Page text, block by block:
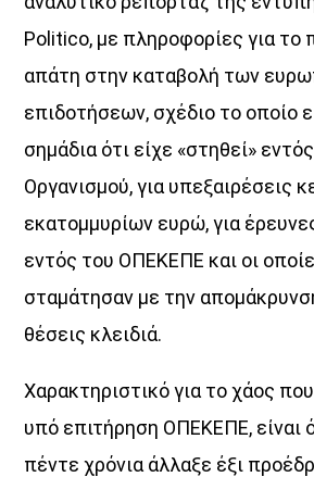
Politico, µε πληροφορίες για το
απάτη στην καταβολή των
επιδοτήσεων, σχέδιο το οποίο
σηµάδια ότι είχε «στηθεί»
Οργανισµού, για υπεξαιρέσεις
εκατοµµυρίων ευρώ, για
εντός του ΟΠΕΚΕΠΕ και οι
σταµάτησαν µε την
θέσεις κλειδιά.
Χαρακτηριστικό για το χάος
υπό επιτήρηση ΟΠΕΚΕΠΕ, είναι
πέντε χρόνια άλλαξε έξι